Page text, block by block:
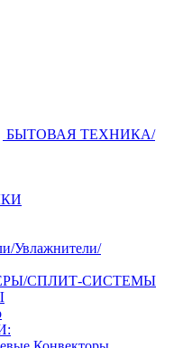
БЫТОВАЯ ТЕХНИКА/
Увлажнители/
СПЛИТ-СИСТЕМЫ